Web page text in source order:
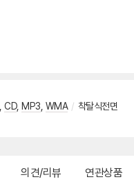
CD, MP3 WMA / 착탈식전면
의견/리뷰 연관상품